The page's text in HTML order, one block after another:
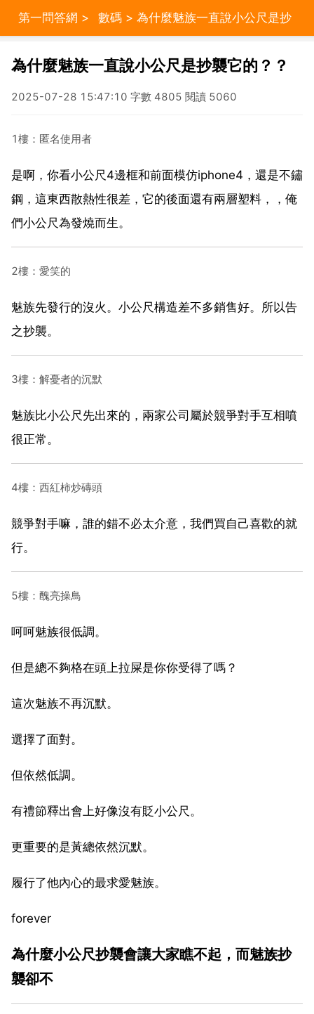
第一問答網 > 數碼 > 為什麼魅族一直說小公尺是抄
襲它的？？
為什麼魅族一直說小公尺是抄襲它的？？
2025-07-28 15:47:10 字數 4805 閱讀 5060
1樓：匿名使用者
是啊，你看小公尺4邊框和前面模仿iphone4，還是不鏽
鋼，這東西散熱性很差，它的後面還有兩層塑料，，俺
們小公尺為發燒而生。
2樓：愛笑的
魅族先發行的沒火。小公尺構造差不多銷售好。所以告
之抄襲。
3樓：解憂者的沉默
魅族比小公尺先出來的，兩家公司屬於競爭對手互相噴
很正常。
4樓：西紅柿炒磚頭
競爭對手嘛，誰的錯不必太介意，我們買自己喜歡的就
行。
5樓：醜亮操鳥
呵呵魅族很低調。
但是總不夠格在頭上拉屎是你你受得了嗎？
這次魅族不再沉默。
選擇了面對。
但依然低調。
有禮節釋出會上好像沒有貶小公尺。
更重要的是黃總依然沉默。
履行了他內心的最求愛魅族。
forever
為什麼小公尺抄襲會讓大家瞧不起，而魅族抄
襲卻不